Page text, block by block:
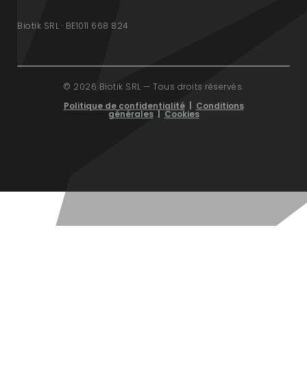
Biotik SRL · BE1011 668 824
© 2026 Biotik SRL — Tous droits réservés.
Politique de confidentialité| Conditions
générales|Cookies